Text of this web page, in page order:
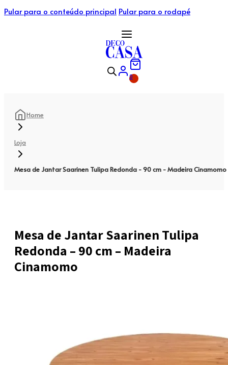
Pular para o conteúdo principal Pular para o rodapé
0
Home
Loja
Mesa de Jantar Saarinen Tulipa Redonda - 90 cm - Madeira Cinamomo
Mesa de Jantar Saarinen Tulipa
Redonda – 90 cm – Madeira
Cinamomo